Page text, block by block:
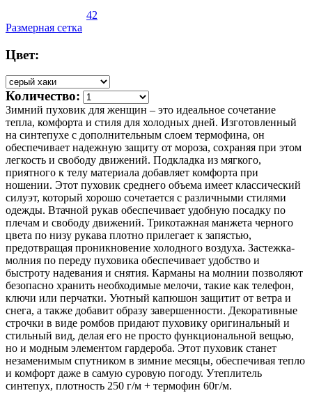
42
Размерная сетка
Цвет:
Количество:
Зимний пуховик для женщин – это идеальное сочетание
тепла, комфорта и стиля для холодных дней. Изготовленный
на синтепухе с дополнительным слоем термофина, он
обеспечивает надежную защиту от мороза, сохраняя при этом
легкость и свободу движений. Подкладка из мягкого,
приятного к телу материала добавляет комфорта при
ношении. Этот пуховик среднего объема имеет классический
силуэт, который хорошо сочетается с различными стилями
одежды. Втачной рукав обеспечивает удобную посадку по
плечам и свободу движений. Трикотажная манжета черного
цвета по низу рукава плотно прилегает к запястью,
предотвращая проникновение холодного воздуха. Застежка-
молния по переду пуховика обеспечивает удобство и
быстроту надевания и снятия. Карманы на молнии позволяют
безопасно хранить необходимые мелочи, такие как телефон,
ключи или перчатки. Уютный капюшон защитит от ветра и
снега, а также добавит образу завершенности. Декоративные
строчки в виде ромбов придают пуховику оригинальный и
стильный вид, делая его не просто функциональной вещью,
но и модным элементом гардероба. Этот пуховик станет
незаменимым спутником в зимние месяцы, обеспечивая тепло
и комфорт даже в самую суровую погоду. Утеплитель
синтепух, плотность 250 г/м + термофин 60г/м.